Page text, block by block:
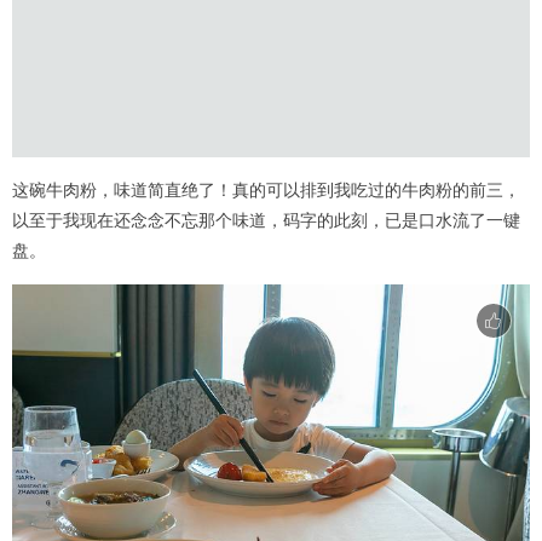
这碗牛肉粉，味道简直绝了！真的可以排到我吃过的牛肉粉的前三，
以至于我现在还念念不忘那个味道，码字的此刻，已是口水流了一键
盘。